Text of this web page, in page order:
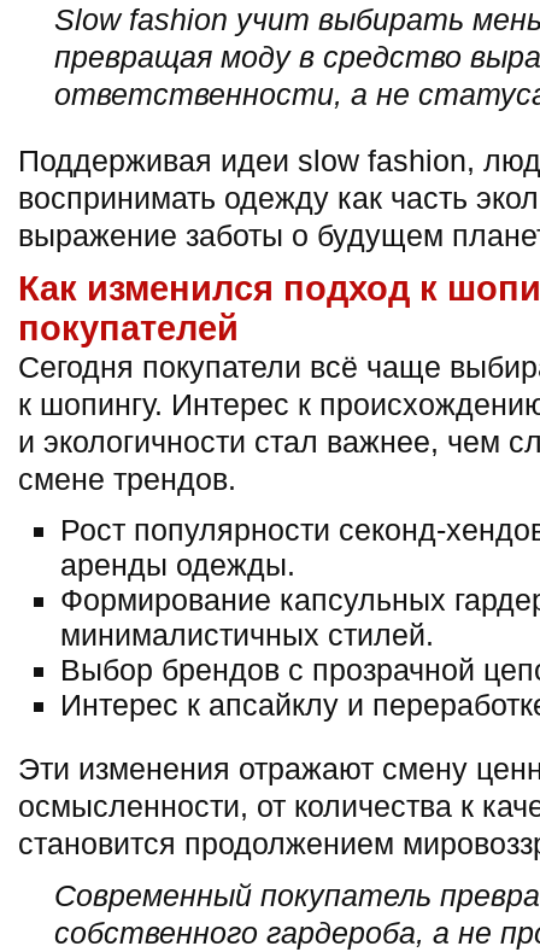
Slow fashion учит выбирать
превращая моду в средство
ответственности, а не
Поддерживая идеи slow fashion,
воспринимать одежду как часть
выражение заботы о будущем
Как изменился подход к
покупателей
Сегодня покупатели всё чаще
к шопингу. Интерес к
и экологичности стал важнее, чем
смене трендов.
Рост популярности секонд-
аренды одежды.
Формирование капсульных
минималистичных стилей.
Выбор брендов с прозрачной
Интерес к апсайклу и
Эти изменения отражают смену
осмысленности, от количества к
становится продолжением
Современный покупатель
собственного гардероба, а не